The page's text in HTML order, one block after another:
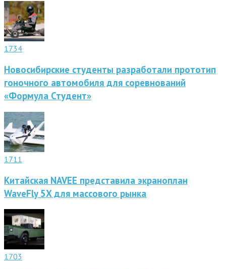
1734
Новосибирские студенты разработали прототип
гоночного автомобиля для соревнований
«Формула Студент»
1711
Китайская NAVEE представила экраноплан
WaveFly 5X для массового рынка
1703